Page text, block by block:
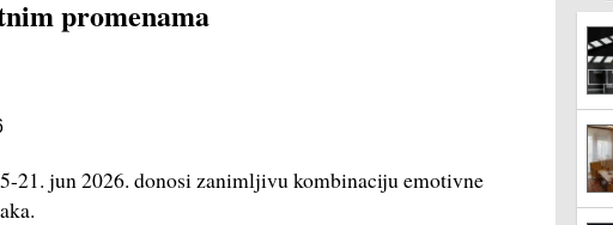
promenama
21. jun 2026. donosi zanimljivu kombinaciju emotivne